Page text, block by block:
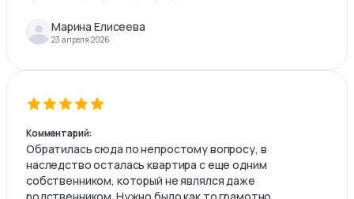
Марина Елисеева
23 апреля 2026
Комментарий:
Обратилась сюда по непростому вопросу, в
наследство осталась квартира с еще одним
собственником, который не являлся даже